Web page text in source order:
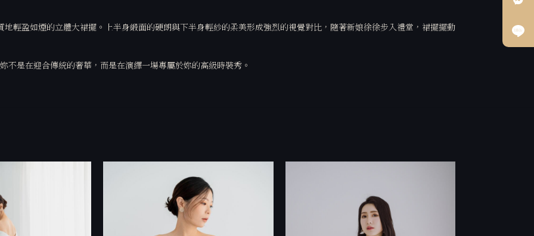
輕盈如煙的立體大裙擺。上半身緞面的硬朗與下半身輕紗的柔美形成強烈的視覺對比，隨著新娘徐徐步入禮堂，裙擺擺動
是在迎合傳統的奢華，而是在演繹一場專屬於妳的高級時裝秀。